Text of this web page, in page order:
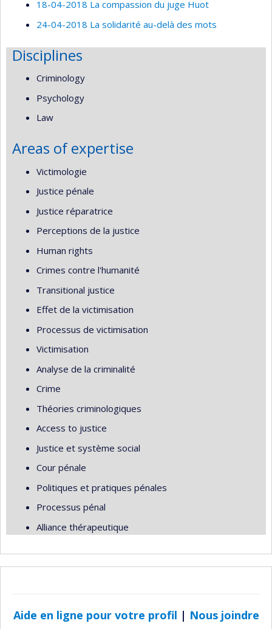
18-04-2018 La compassion du juge Huot
24-04-2018 La solidarité au-delà des mots
Disciplines
Criminology
Psychology
Law
Areas of expertise
Victimologie
Justice pénale
Justice réparatrice
Perceptions de la justice
Human rights
Crimes contre l'humanité
Transitional justice
Effet de la victimisation
Processus de victimisation
Victimisation
Analyse de la criminalité
Crime
Théories criminologiques
Access to justice
Justice et système social
Cour pénale
Politiques et pratiques pénales
Processus pénal
Alliance thérapeutique
Aide en ligne pour votre profil | Nous joindre